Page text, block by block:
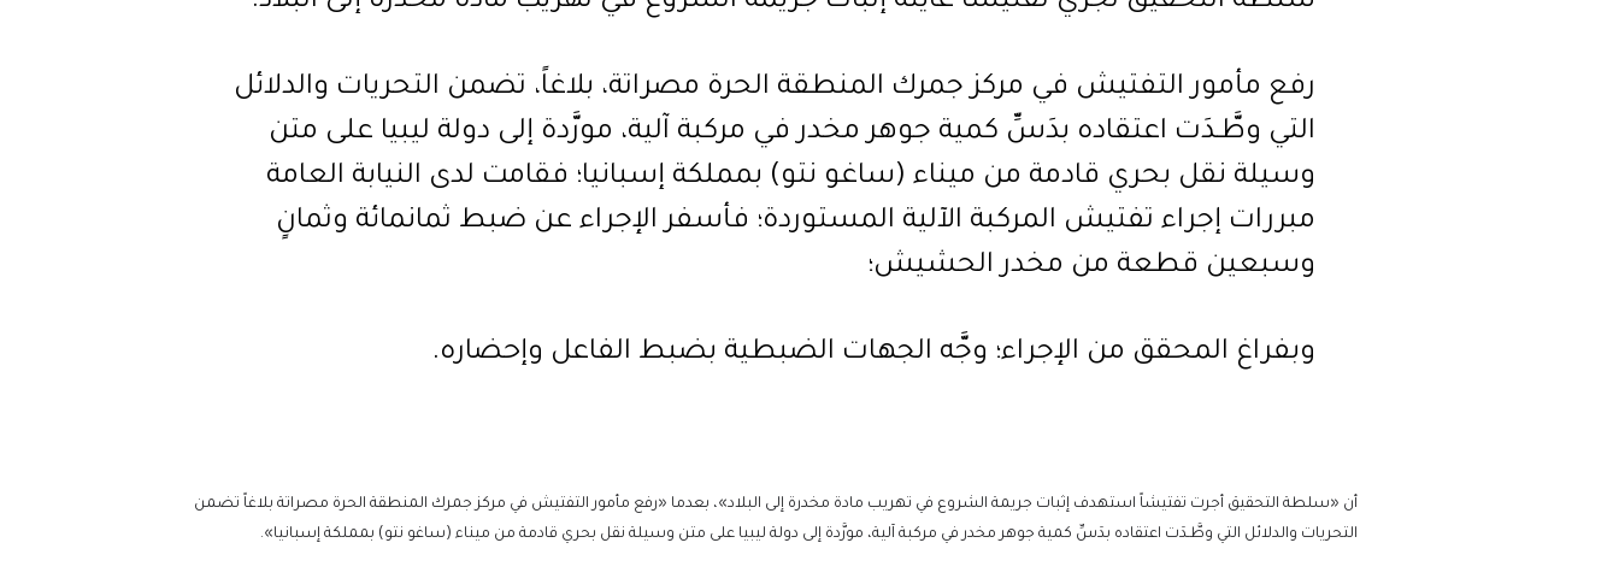
رفع مأمور التفتيش في مركز جمرك المنطقة الحرة مصراتة، بلاغاً، تضمن التحريات والدلائل
التي وطَّـدَت اعتقاده بدَسِّ كمية جوهر مخدر في مركبة آلية، مورَّدة إلى دولة ليبيا على متن
وسيلة نقل بحري قادمة من ميناء (ساغو نتو) بمملكة إسبانيا؛ فقامت لدى النيابة العامة
مبررات إجراء تفتيش المركبة الآلية المستوردة؛ فأسفر الإجراء عن ضبط ثمانمائة وثمانٍ
وسبعين قطعة من مخدر الحشيش؛
وبفراغ المحقق من الإجراء؛ وجَّه الجهات الضبطية بضبط الفاعل وإحضاره.
أن «سلطة التحقيق أجرت تفتيشاً استهدف إثبات جريمة الشروع في تهريب مادة مخدرة إلى البلاد»، بعدما «رفع مأمور التفتيش في مركز جمرك المنطقة الحرة مصراتة بلاغاً تضمن
التحريات والدلائل التي وطَّـدَت اعتقاده بدَسِّ كمية جوهر مخدر في مركبة آلية، مورَّدة إلى دولة ليبيا على متن وسيلة نقل بحري قادمة من ميناء (ساغو نتو) بمملكة إسبانيا».